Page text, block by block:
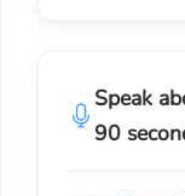
Speak
90